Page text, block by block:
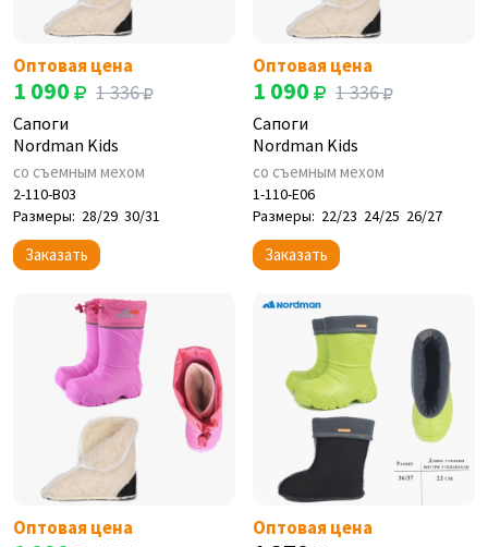
Оптовая цена
1 090 1 336
Сапоги
Nordman Kids
со съемным мехом
2-110-B03
Размеры: 28/29 30/31
Заказать
Оптовая цена
1 090 1 336
Сапоги
Nordman Kids
со съемным мехом
1-110-E06
Размеры: 22/23 24/25 26/27
Заказать
Оптовая цена Оптовая цена